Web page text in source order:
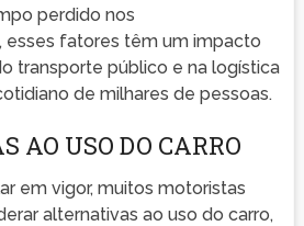
perdido nos
esses fatores têm um impacto
transporte público e na logística
de milhares de pessoas.
AO USO DO CARRO
em vigor, muitos motoristas
alternativas ao uso do carro,